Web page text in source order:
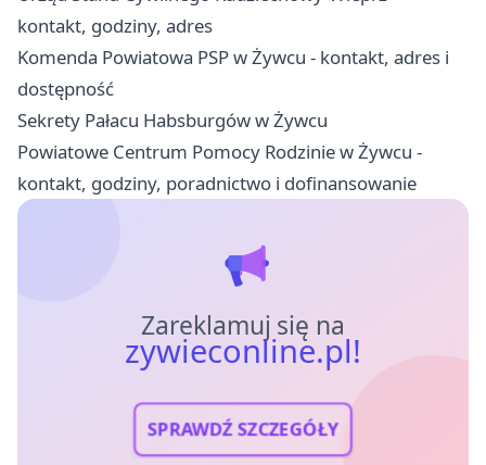
kontakt, godziny, adres
Komenda Powiatowa PSP w Żywcu - kontakt, adres i
dostępność
Sekrety Pałacu Habsburgów w Żywcu
Powiatowe Centrum Pomocy Rodzinie w Żywcu -
kontakt, godziny, poradnictwo i dofinansowanie
Zareklamuj się na
zywieconline.pl!
SPRAWDŹ SZCZEGÓŁY